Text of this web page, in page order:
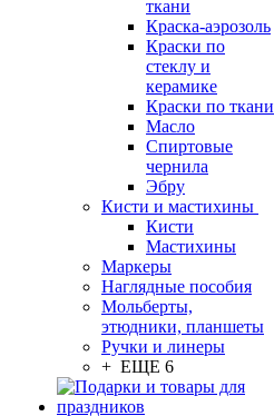
ткани
Краска-аэрозоль
Краски по
стеклу и
керамике
Краски по ткани
Масло
Спиртовые
чернила
Эбру
Кисти и мастихины
Кисти
Мастихины
Маркеры
Наглядные пособия
Мольберты,
этюдники, планшеты
Ручки и линеры
+ ЕЩЕ 6